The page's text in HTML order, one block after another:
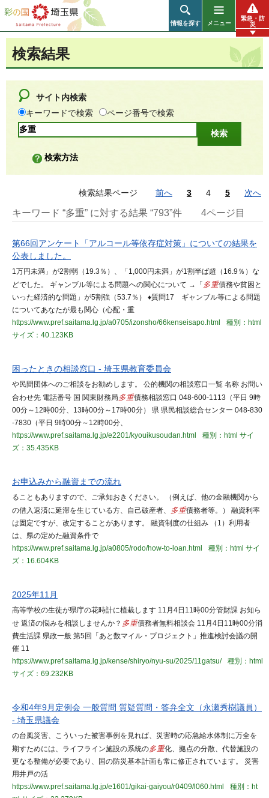
彩の国 埼玉県
情報を探す メニュー
緊急・防
災
検索結果
サイト内検索
キーワードで検索
ページ番号で検索
検索方法
検索結果ページ 前へ 3 4 5 次へ
キーワード “多重” に対する結果 “793”件 4ページ目
第66回アンケート「アルコール等依存症対策」についての結果を
公表しました。
1万円未満」が2割弱（19.3％）、「1,000円未満」が1割半ば超（16.9％）な
どでした。 ギャンブル等による問題への関心について →「 多重債務や貧困と
いった経済的な問題」が5割強（53.7％） ♦質問17 ギャンブル等による問題
についてあなたが最も関心（心配・重
https://www.pref.saitama.lg.jp/a0705/izonsho/66kenseisapo.html
種別：html
サイズ：40.123KB
困ったときの相談窓口 - 埼玉県教育委員会
や民間団体へのご相談をお勧めします。 公的機関の相談窓口一覧 名称 お問い
合わせ先 電話番号 国 関東財務局 多重債務相談窓口 048-600-1113（平日 9時
00分～12時00分、13時00分～17時00分） 県 県民相談総合センター 048-830
-7830（平日 9時00分～12時00分、
https://www.pref.saitama.lg.jp/e2201/kyouikusoudan.html
種別：html サイ
ズ：35.435KB
お申込みから融資までの流れ
ることもありますので、ご承知おきください。 （例えば、他の金融機関から
の借入返済に延滞を生じている方、自己破産者、
多重債務者等。） 融資利率
は固定ですが、改定することがあります。 融資制度の仕組み （1）利用者
は、県の定めた融資条件で
https://www.pref.saitama.lg.jp/a0805/rodo/how-to-loan.html
種別：html サイ
ズ：16.604KB
2025年11月
高等学校の生徒が県庁の花時計に植栽します 11月4日11時00分管財課 お知ら
せ 返済の悩みを相談しませんか？ 多重債務者無料相談会 11月4日11時00分消
費生活課 県政一般 第5回「あと数マイル・プロジェクト」推進検討会議の開
催 11
https://www.pref.saitama.lg.jp/kense/shiryo/nyu-su/2025/11gatsu/
種別：html
サイズ：69.232KB
令和4年9月定例会 一般質問 質疑質問・答弁全文（永瀬秀樹議員）
- 埼玉県議会
の台風災害、こういった被害事例を見れば、災害時の応急給水体制に万全を
期すためには、ライフライン施設の系統の多重化、拠点の分散、代替施設の
更なる整備が必要であり、国の防災基本計画も常に修正されています。 災害
用井戸の活
https://www.pref.saitama.lg.jp/e1601/gikai-gaiyou/r0409/l060.html
種別：ht